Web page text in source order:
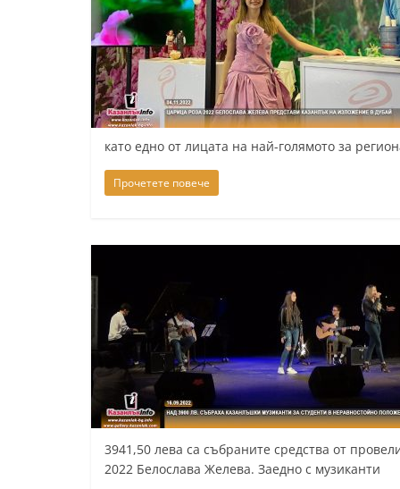
-
b
g
.
,
g
l
e
r
y
като едно от лицата на най-голямото за
Прочетете повече
3941,50 лева са събраните средства от
2022 Белослава Желева. Заедно с музиканти